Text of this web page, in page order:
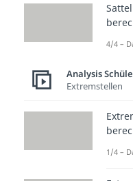
an!
4/4 –
Analysis
Extremstellen
1/4 –